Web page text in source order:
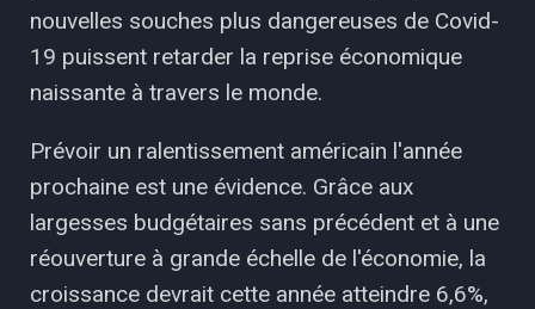
nouvelles souches plus dangereuses de Covid-
19 puissent retarder la reprise économique
naissante à travers le monde.
Prévoir un ralentissement américain l'année
prochaine est une évidence. Grâce aux
largesses budgétaires sans précédent et à une
réouverture à grande échelle de l'économie, la
croissance devrait cette année atteindre 6,6%,